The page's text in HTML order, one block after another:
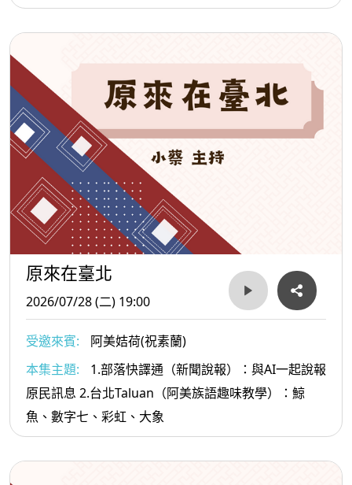
原來在臺北
2026/07/28 (二) 19:00
受邀來賓:
阿美姞荷(祝素蘭)
本集主題:
1.部落快譯通（新聞說報）：與AI一起說報
原民訊息 2.台北Taluan（阿美族語趣味教學）：鯨
魚、數字七、彩虹、大象